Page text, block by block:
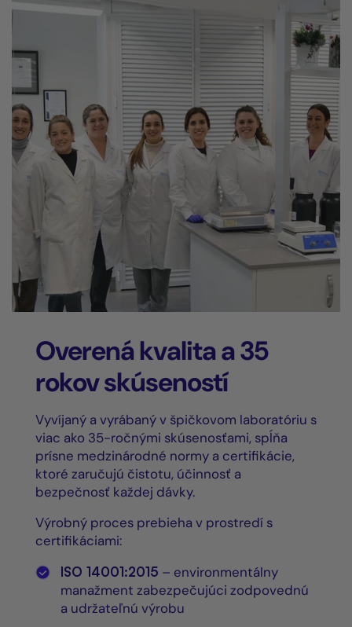
Overená kvalita a 35
rokov skúseností
Vyvíjaný a vyrábaný v špičkovom laboratóriu s
viac ako 35-ročnými skúsenosťami, spĺňa
prísne medzinárodné normy a certifikácie,
ktoré zaručujú čistotu, účinnosť a
bezpečnosť každej dávky.
Výrobný proces prebieha v prostredí s
certifikáciami:
ISO 14001:2015 – environmentálny
manažment zabezpečujúci zodpovednú
a udržateľnú výrobu